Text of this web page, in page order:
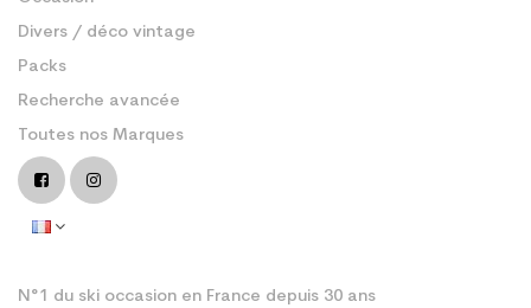
Divers / déco vintage
Packs
Recherche avancée
Toutes nos Marques
N°1 du ski occasion en France depuis 30 ans